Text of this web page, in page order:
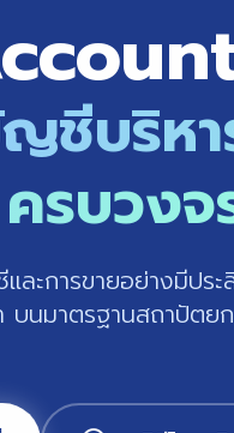
ชีบริหา
รบวงจ
ละการขายอย่างมีปร
นมาตรฐานสถาปัตย